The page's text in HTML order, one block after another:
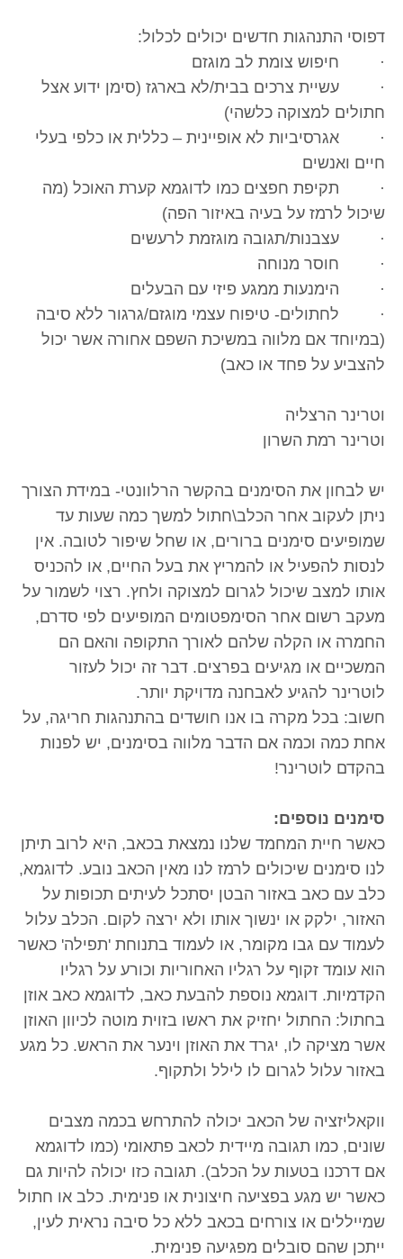
דפוסי התנהגות חדשים יכולים לכלול:
· חיפוש צומת לב מוגזם
· עשיית צרכים בבית/לא בארגז (סימן ידוע אצל
חתולים למצוקה כלשהי)
· אגרסיביות לא אופיינית – כללית או כלפי בעלי
חיים ואנשים
· תקיפת חפצים כמו לדוגמא קערת האוכל (מה
שיכול לרמז על בעיה באיזור הפה)
· עצבנות/תגובה מוגזמת לרעשים
· חוסר מנוחה
· הימנעות ממגע פיזי עם הבעלים
· לחתולים- טיפוח עצמי מוגזם/גרגור ללא סיבה
(במיוחד אם מלווה במשיכת השפם אחורה אשר יכול
להצביע על פחד או כאב)
וטרינר הרצליה
וטרינר רמת השרון
יש לבחון את הסימנים בהקשר הרלוונטי- במידת הצורך
ניתן לעקוב אחר הכלב\חתול למשך כמה שעות עד
שמופיעים סימנים ברורים, או שחל שיפור לטובה. אין
לנסות להפעיל או להמריץ את בעל החיים, או להכניס
אותו למצב שיכול לגרום למצוקה ולחץ. רצוי לשמור על
מעקב רשום אחר הסימפטומים המופיעים לפי סדרם,
החמרה או הקלה שלהם לאורך התקופה והאם הם
המשכיים או מגיעים בפרצים. דבר זה יכול לעזור
לוטרינר להגיע לאבחנה מדויקת יותר.
חשוב: בכל מקרה בו אנו חושדים בהתנהגות חריגה, על
אחת כמה וכמה אם הדבר מלווה בסימנים, יש לפנות
בהקדם לוטרינר!
סימנים נוספים:
כאשר חיית המחמד שלנו נמצאת בכאב, היא לרוב תיתן
לנו סימנים שיכולים לרמז לנו מאין הכאב נובע. לדוגמא,
כלב עם כאב באזור הבטן יסתכל לעיתים תכופות על
האזור, ילקק או ינשוך אותו ולא ירצה לקום. הכלב עלול
לעמוד עם גבו מקומר, או לעמוד בתנוחת 'תפילה' כאשר
הוא עומד זקוף על רגליו האחוריות וכורע על רגליו
הקדמיות. דוגמא נוספת להבעת כאב, לדוגמא כאב אוזן
בחתול: החתול יחזיק את ראשו בזוית מוטה לכיוון האוזן
אשר מציקה לו, יגרד את האוזן וינער את הראש. כל מגע
באזור עלול לגרום לו לילל ולתקוף.
ווקאליזציה של הכאב יכולה להתרחש בכמה מצבים
שונים, כמו תגובה מיידית לכאב פתאומי (כמו לדוגמא
אם דרכנו בטעות על הכלב). תגובה כזו יכולה להיות גם
כאשר יש מגע בפציעה חיצונית או פנימית. כלב או חתול
שמייללים או צורחים בכאב ללא כל סיבה נראית לעין,
ייתכן שהם סובלים מפגיעה פנימית.